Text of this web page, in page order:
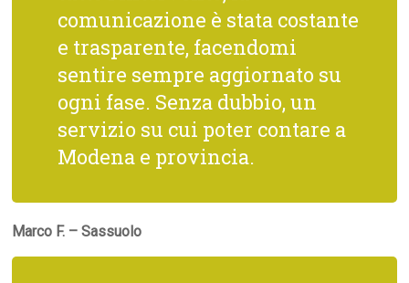
comunicazione è stata costante
e trasparente, facendomi
sentire sempre aggiornato su
ogni fase. Senza dubbio, un
servizio su cui poter contare a
Modena e provincia.
Marco F. – Sassuolo